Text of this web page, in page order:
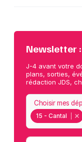
Newsletter
J-4 avant votre
plans, sorties,
rédaction JDS,
15 - Cantal
Choisir mes